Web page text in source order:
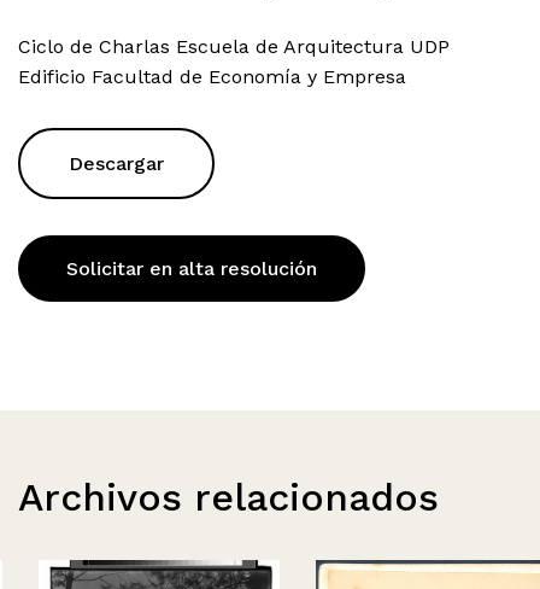
Ciclo de Charlas Escuela de Arquitectura UDP
Edificio Facultad de Economía y Empresa
Descargar
Solicitar en alta resolución
Archivos relacionados